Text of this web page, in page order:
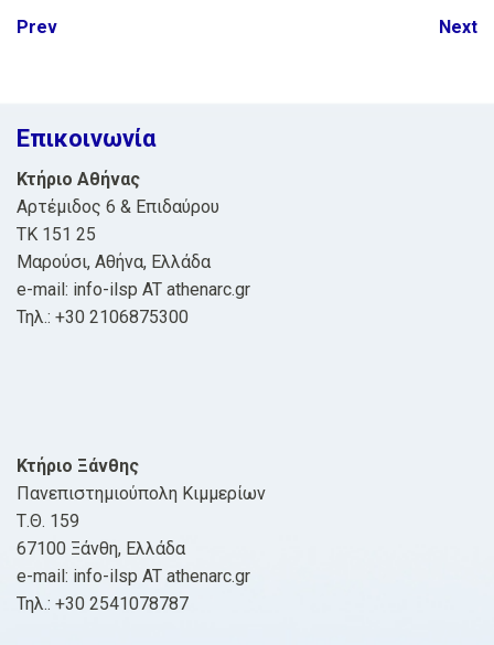
Post
Prev Next
Επικοινωνία
Κτήριο Αθήνας
Αρτέμιδος 6 & Επιδαύρου
ΤΚ 151 25
Μαρούσι, Αθήνα, Ελλάδα
e-mail: info-ilsp AT athenarc.gr
Τηλ.: +30 2106875300
Κτήριο Ξάνθης
Πανεπιστημιούπολη Κιμμερίων
Τ.Θ. 159
67100 Ξάνθη, Ελλάδα
e-mail: info-ilsp AT athenarc.gr
Τηλ.: +30 2541078787